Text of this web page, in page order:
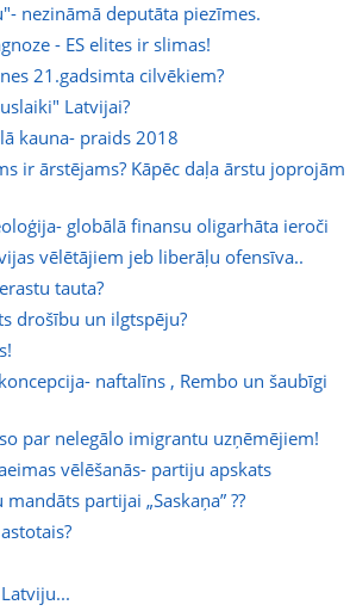
nezināmā deputāta piezīmes.
- ES elites ir slimas!
21.gadsimta cilvēkiem?
Latvijai?
kauna- praids 2018
ir ārstējams? Kāpēc daļa ārstu joprojām
globālā finansu oligarhāta ieroči
vēlētājiem jeb liberāļu ofensīva..
tauta?
drošību un ilgtspēju?
naftalīns , Rembo un šaubīgi
par nelegālo imigrantu uzņēmējiem!
vēlēšanās- partiju apskats
partijai „Saskaņa” ??